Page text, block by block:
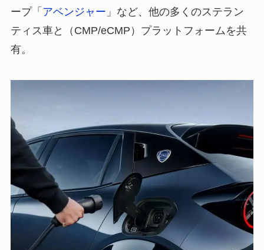
ープ「 アベンジャー 」など、他の多くのステラン
ティス車と（CMP/eCMP）プラットフォームを共
有。